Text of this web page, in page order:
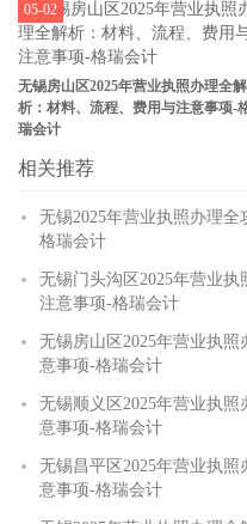
无锡房山区2025年营业执照办理全解
析：材料、流程、费用与注意事项-
瑞会计
05-02
相关推荐
无锡2025年营业执照办理
格瑞会计
无锡门头沟区2025年营业
注意事项-格瑞会计
无锡房山区2025年营业执
意事项-格瑞会计
无锡顺义区2025年营业执
意事项-格瑞会计
无锡昌平区2025年营业执
意事项-格瑞会计